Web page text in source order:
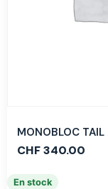
MONOBLOC TAIL
CHF340.00
En stock